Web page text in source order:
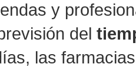
y
del
las